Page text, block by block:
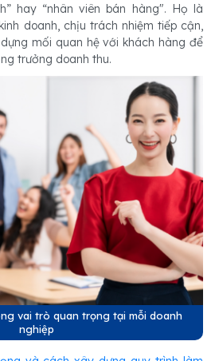
hay “nhân viên bán hàng". Họ là
doanh, chịu trách nhiệm tiếp cận,
mối quan hệ với khách hàng để
trưởng doanh thu.
vai trò quan trọng tại mỗi doanh
nghiệp